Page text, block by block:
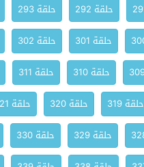
حلقة 292 حلقة 293
حلقة 301 حلقة 302
حلقة 310 حلقة 311
حلقة 319 حلقة 320 حلقة 321
حلقة 329 حلقة 330